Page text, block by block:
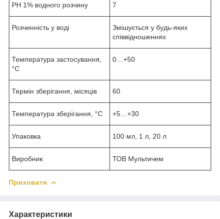
РН 1% водного розчину 7
Розчинність у воді
Змішується у будь-яких
співвідношеннях
Температура застосування,
°С
0…+50
Термін зберігання, місяців 60
Температура зберігання, °С +5…+30
Упаковка 100 мл, 1 л, 20 л
Виробник ТОВ Мультичем
Приховати
Характеристики